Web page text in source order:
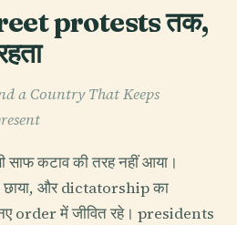
protests तक,
a Country That Keeps
कटाव की तरह नहीं आया।
और dictatorship का
order में जीवित रहे। presidents